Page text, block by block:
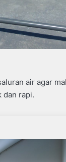
air agar
dan rapi.